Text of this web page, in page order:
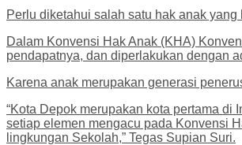
Perlu diketahui salah satu hak anak
Dalam Konvensi Hak Anak (KHA)
pendapatnya, dan diperlakukan dengan
Karena anak merupakan generasi
“Kota Depok merupakan kota pertama
setiap elemen mengacu pada Konvensi
lingkungan Sekolah,” Tegas Supian Suri.